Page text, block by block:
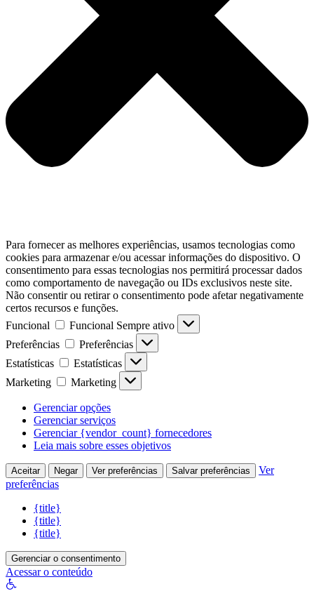
Para fornecer as melhores experiências, usamos tecnologias como
cookies para armazenar e/ou acessar informações do dispositivo. O
consentimento para essas tecnologias nos permitirá processar dados
como comportamento de navegação ou IDs exclusivos neste site.
Não consentir ou retirar o consentimento pode afetar negativamente
certos recursos e funções.
Funcional
Funcional Sempre ativo
Preferências
Preferências
Estatísticas
Estatísticas
Marketing
Marketing
Gerenciar opções
Gerenciar serviços
Gerenciar {vendor_count} fornecedores
Leia mais sobre esses objetivos
Aceitar Negar Ver preferências Salvar preferências
Ver
preferências
{title}
{title}
{title}
Gerenciar o consentimento
Acessar o conteúdo
Abrir